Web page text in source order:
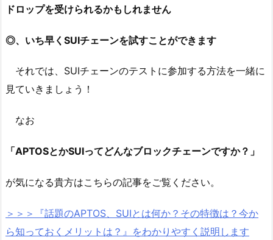
ドロップを受けられるかもしれません
◎、いち早くSUIチェーンを試すことができます
それでは、SUIチェーンのテストに参加する方法を一緒に
見ていきましょう！
なお
「APTOSとかSUIってどんなブロックチェーンですか？」
が気になる貴方はこちらの記事をご覧ください。
＞＞＞『話題のAPTOS、SUIとは何か？その特徴は？今か
ら知っておくメリットは？』をわかりやすく説明します